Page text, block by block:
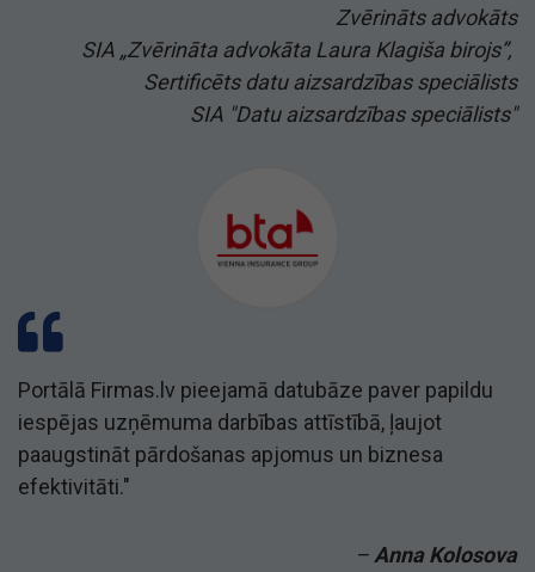
Zvērināts advokāts
SIA „Zvērināta advokāta Laura Klagiša birojs”,
Sertificēts datu aizsardzības speciālists
SIA "Datu aizsardzības speciālists"
Portālā Firmas.lv pieejamā datubāze paver papildu
iespējas uzņēmuma darbības attīstībā, ļaujot
paaugstināt pārdošanas apjomus un biznesa
efektivitāti."
– Anna Kolosova